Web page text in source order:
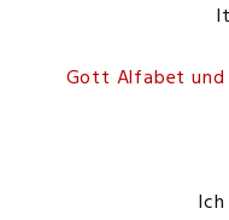
Gott Alfabet und